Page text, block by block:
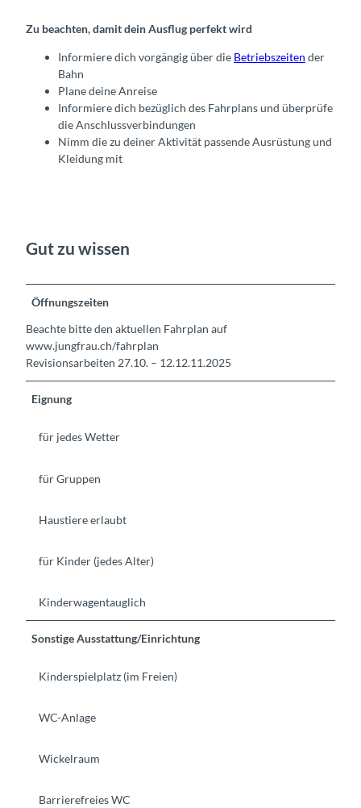
Zu beachten, damit dein Ausflug perfekt wird
Informiere dich vorgängig über die Betriebszeiten der
Bahn
Plane deine Anreise
Informiere dich bezüglich des Fahrplans und überprüfe
die Anschlussverbindungen
Nimm die zu deiner Aktivität passende Ausrüstung und
Kleidung mit
Gut zu wissen
Öffnungszeiten
Beachte bitte den aktuellen Fahrplan auf
www.jungfrau.ch/fahrplan
Revisionsarbeiten 27.10. – 12.12.11.2025
Eignung
für jedes Wetter
für Gruppen
Haustiere erlaubt
für Kinder (jedes Alter)
Kinderwagentauglich
Sonstige Ausstattung/Einrichtung
Kinderspielplatz (im Freien)
WC-Anlage
Wickelraum
Barrierefreies WC